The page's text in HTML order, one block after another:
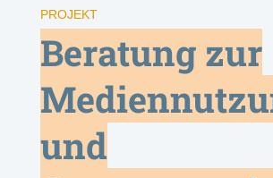
PROJEKT
Beratung zur
und